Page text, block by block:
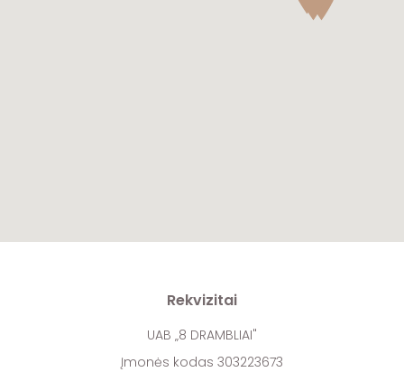
Rekvizitai
UAB „8 DRAMBLIAI"
Įmonės kodas 303223673